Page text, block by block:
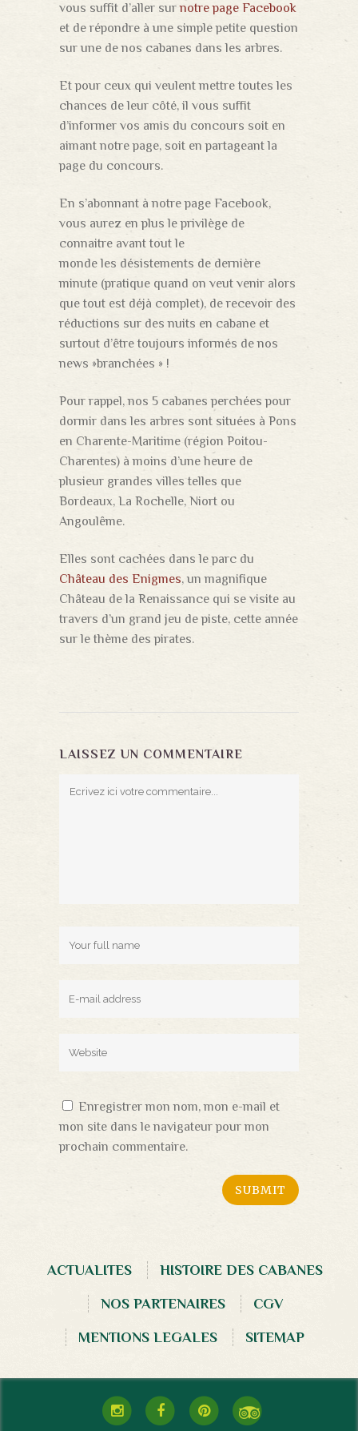
vous suffit d’aller surnotre page Facebook
et de répondre à une simple petite question
sur une de nos cabanes dans les arbres.
Et pour ceux qui veulent mettre toutes les
chances de leur côté, il vous suffit
d’informer vos amis du concours soit en
aimant notre page, soit en partageant la
page du concours.
En s’abonnant à notre page Facebook,
vous aurez en plus le privilège de
connaitre avant tout le
monde les désistements de dernière
minute (pratique quand on veut venir alors
que tout est déjà complet), de recevoir des
réductions sur des nuits en cabane et
surtout d’être toujours informés de nos
news »branchées » !
Pour rappel, nos 5 cabanes perchées pour
dormir dans les arbres sont situées à Pons
en Charente-Maritime (région Poitou-
Charentes) à moins d’une heure de
plusieur grandes villes telles que
Bordeaux, La Rochelle, Niort ou
Angoulême.
Elles sont cachées dans le parc du
Château des Enigmes, un magnifique
Château de la Renaissance qui se visite au
travers d’un grand jeu de piste, cette année
sur le thème des pirates.
LAISSEZ UN COMMENTAIRE
Enregistrer mon nom, mon e-mail et
mon site dans le navigateur pour mon
prochain commentaire.
ACTUALITES HISTOIRE DES CABANES
NOS PARTENAIRES CGV
MENTIONS LEGALES SITEMAP